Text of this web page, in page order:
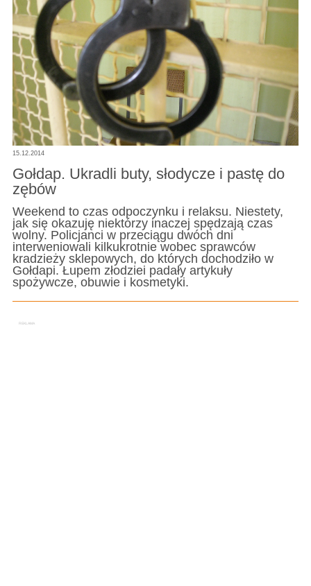
15.12.2014
Gołdap. Ukradli buty, słodycze i pastę do
zębów
Weekend to czas odpoczynku i relaksu. Niestety,
jak się okazuję niektórzy inaczej spędzają czas
wolny. Policjanci w przeciągu dwóch dni
interweniowali kilkukrotnie wobec sprawców
kradzieży sklepowych, do których dochodziło w
Gołdapi. Łupem złodziei padały artykuły
spożywcze, obuwie i kosmetyki.